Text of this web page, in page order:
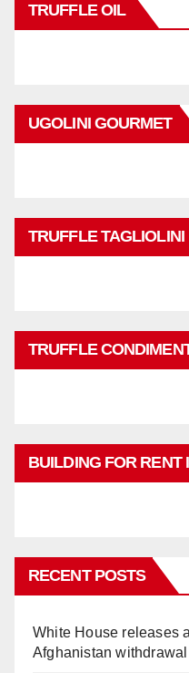
TRUFFLE OIL
UGOLINI GOURMET
TRUFFLE TAGLIOLINI
TRUFFLE
BUILDING FOR RENT
RECENT POSTS
White House releases
Afghanistan withdrawal